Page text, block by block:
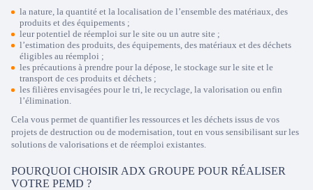
la nature, la quantité et la localisation de l’ensemble des matériaux, des
produits et des équipements ;
leur potentiel de réemploi sur le site ou un autre site ;
l’estimation des produits, des équipements, des matériaux et des déchets
éligibles au réemploi ;
les précautions à prendre pour la dépose, le stockage sur le site et le
transport de ces produits et déchets ;
les filières envisagées pour le tri, le recyclage, la valorisation ou enfin
l’élimination.
Cela vous permet de quantifier les ressources et les déchets issus de vos
projets de destruction ou de modernisation, tout en vous sensibilisant sur les
solutions de valorisations et de réemploi existantes.
POURQUOI CHOISIR ADX GROUPE POUR RÉALISER
VOTRE PEMD ?